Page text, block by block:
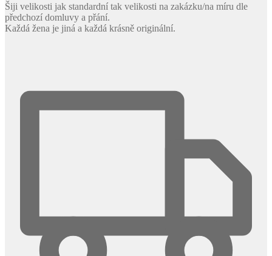
Šiji velikosti jak standardní tak velikosti na zakázku/na míru dle
předchozí domluvy a přání.
Každá žena je jiná a každá krásně originální.